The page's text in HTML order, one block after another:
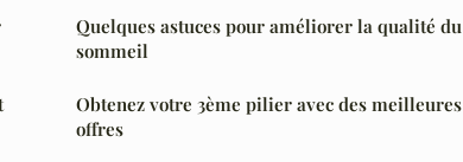
Quelques astuces pour améliorer la qualité du
sommeil
Obtenez votre 3ème pilier avec des meilleures
offres